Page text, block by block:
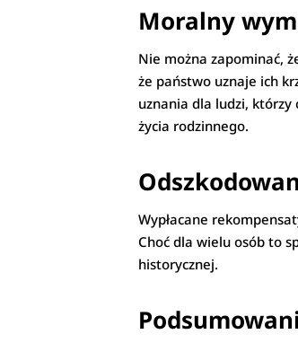
Moralny
Nie można zapominać,
że państwo uznaje ich
uznania dla ludzi, którzy
życia rodzinnego.
Wypłacane
Choć dla wielu osób to
historycznej.